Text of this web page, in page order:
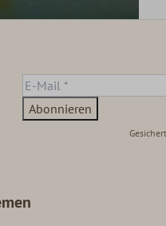
Abonnieren